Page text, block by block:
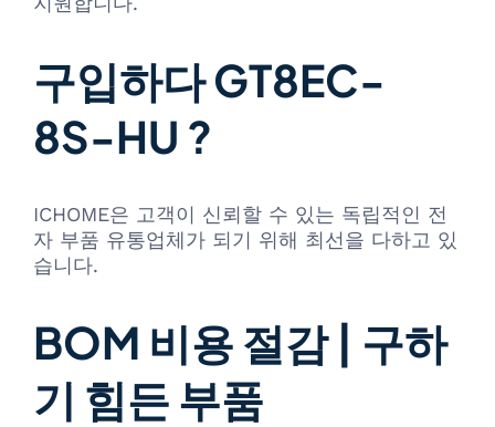
구입하다 GT8EC-
8S-HU ?
ICHOME은 고객이 신뢰할 수 있는 독립적인 전
자 부품 유통업체가 되기 위해 최선을 다하고 있
습니다.
BOM 비용 절감 | 구하
기 힘든 부품